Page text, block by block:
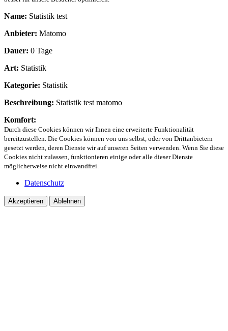
Name: Statistik test
Anbieter: Matomo
Dauer: 0 Tage
Art: Statistik
Kategorie: Statistik
Beschreibung: Statistik test matomo
Komfort:
Durch diese Cookies können wir Ihnen eine erweiterte Funktionalität
bereitzustellen. Die Cookies können von uns selbst, oder von Drittanbietern
gesetzt werden, deren Dienste wir auf unseren Seiten verwenden. Wenn Sie diese
Cookies nicht zulassen, funktionieren einige oder alle dieser Dienste
möglicherweise nicht einwandfrei.
Datenschutz
Akzeptieren Ablehnen